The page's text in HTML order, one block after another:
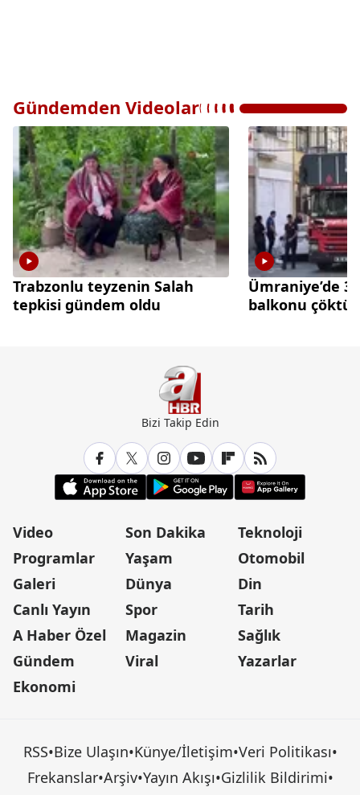
Gündemden Videolar
Trabzonlu teyzenin Salah
tepkisi gündem oldu
Ümraniye’de 3
balkonu çöktü
Bizi Takip Edin
Video
Programlar
Galeri
Canlı Yayın
A Haber Özel
Gündem
Ekonomi
Son Dakika
Yaşam
Dünya
Spor
Magazin
Viral
Teknoloji
Otomobil
Din
Tarih
Sağlık
Yazarlar
RSS•Bize Ulaşın•Künye/İletişim•Veri Politikası•
Frekanslar•Arşiv•Yayın Akışı•Gizlilik Bildirimi•